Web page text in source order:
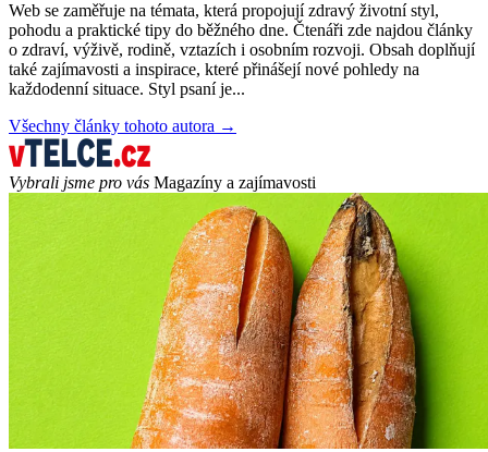
Web se zaměřuje na témata, která propojují zdravý životní styl,
pohodu a praktické tipy do běžného dne. Čtenáři zde najdou články
o zdraví, výživě, rodině, vztazích i osobním rozvoji. Obsah doplňují
také zajímavosti a inspirace, které přinášejí nové pohledy na
každodenní situace. Styl psaní je...
Všechny články tohoto autora →
Vybrali jsme pro vás Magazíny a zajímavosti